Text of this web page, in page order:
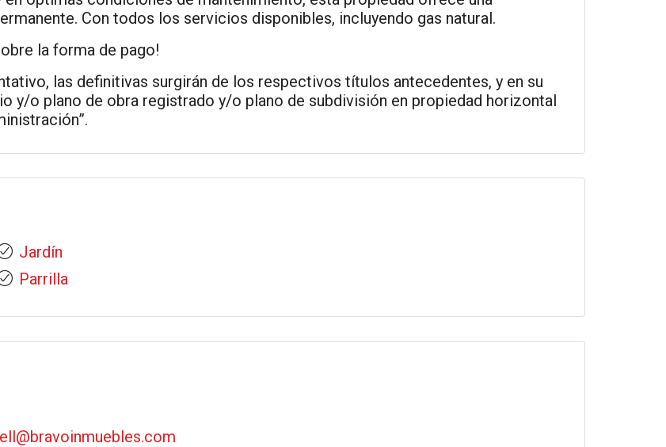
Con todos los servicios disponibles, incluyendo gas natural.
la forma de pago!
las definitivas surgirán de los respectivos títulos antecedentes, y en su
y/o plano de obra registrado y/o plano de subdivisión en propiedad horizontal
Jardín
Parrilla